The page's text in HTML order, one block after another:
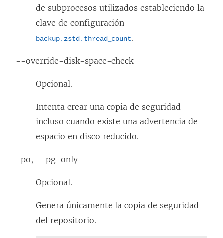
de subprocesos utilizados estableciendo la
clave de configuración
backup.zstd.thread_count.
--override-disk-space-check
Opcional.
Intenta crear una copia de seguridad
incluso cuando existe una advertencia de
espacio en disco reducido.
-po, --pg-only
Opcional.
Genera únicamente la copia de seguridad
del repositorio.